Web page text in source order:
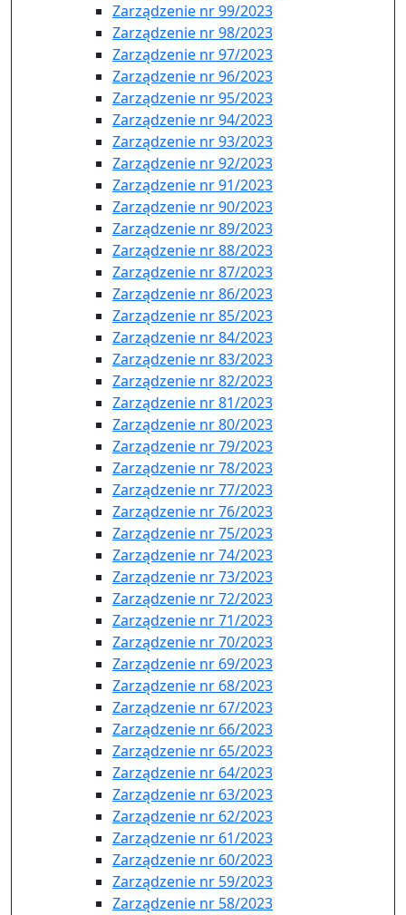
Zarządzenie nr 99/2023
Zarządzenie nr 98/2023
Zarządzenie nr 97/2023
Zarządzenie nr 96/2023
Zarządzenie nr 95/2023
Zarządzenie nr 94/2023
Zarządzenie nr 93/2023
Zarządzenie nr 92/2023
Zarządzenie nr 91/2023
Zarządzenie nr 90/2023
Zarządzenie nr 89/2023
Zarządzenie nr 88/2023
Zarządzenie nr 87/2023
Zarządzenie nr 86/2023
Zarządzenie nr 85/2023
Zarządzenie nr 84/2023
Zarządzenie nr 83/2023
Zarządzenie nr 82/2023
Zarządzenie nr 81/2023
Zarządzenie nr 80/2023
Zarządzenie nr 79/2023
Zarządzenie nr 78/2023
Zarządzenie nr 77/2023
Zarządzenie nr 76/2023
Zarządzenie nr 75/2023
Zarządzenie nr 74/2023
Zarządzenie nr 73/2023
Zarządzenie nr 72/2023
Zarządzenie nr 71/2023
Zarządzenie nr 70/2023
Zarządzenie nr 69/2023
Zarządzenie nr 68/2023
Zarządzenie nr 67/2023
Zarządzenie nr 66/2023
Zarządzenie nr 65/2023
Zarządzenie nr 64/2023
Zarządzenie nr 63/2023
Zarządzenie nr 62/2023
Zarządzenie nr 61/2023
Zarządzenie nr 60/2023
Zarządzenie nr 59/2023
Zarządzenie nr 58/2023